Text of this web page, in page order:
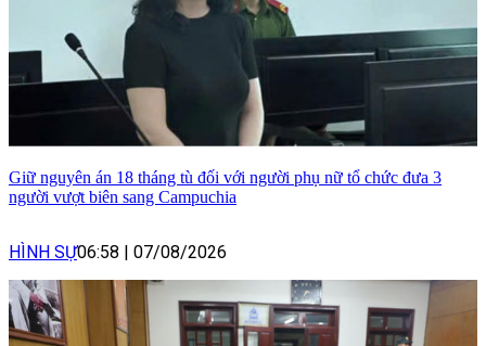
Giữ nguyên án 18 tháng tù đối với người phụ nữ tổ chức đưa 3
người vượt biên sang Campuchia
HÌNH SỰ06:58 | 07/08/2026